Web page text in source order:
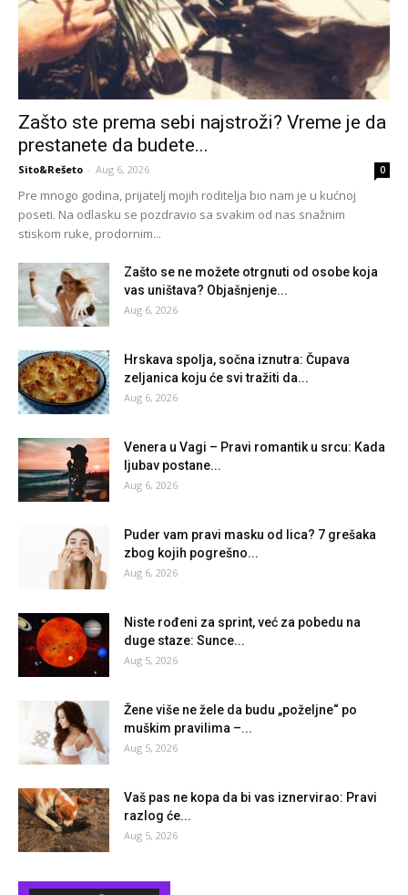
Zašto ste prema sebi najstroži? Vreme je da
prestanete da budete...
Sito&Rešeto - Aug 6, 2026 0
Pre mnogo godina, prijatelj mojih roditelja bio nam je u kućnoj
poseti. Na odlasku se pozdravio sa svakim od nas snažnim
stiskom ruke, prodornim...
Zašto se ne možete otrgnuti od osobe koja
vas uništava? Objašnjenje...
Aug 6, 2026
Hrskava spolja, sočna iznutra: Čupava
zeljanica koju će svi tražiti da...
Aug 6, 2026
Venera u Vagi – Pravi romantik u srcu: Kada
ljubav postane...
Aug 6, 2026
Puder vam pravi masku od lica? 7 grešaka
zbog kojih pogrešno...
Aug 6, 2026
Niste rođeni za sprint, već za pobedu na
duge staze: Sunce...
Aug 5, 2026
Žene više ne žele da budu „poželjne“ po
muškim pravilima –...
Aug 5, 2026
Vaš pas ne kopa da bi vas iznervirao: Pravi
razlog će...
Aug 5, 2026